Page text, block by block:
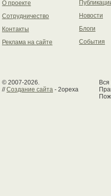
О проекте
Сотрудничество
Контакты
Реклама на сайте
Новости
Блоги
События
© 2007-2026.
//Создание сайта - 2opexa